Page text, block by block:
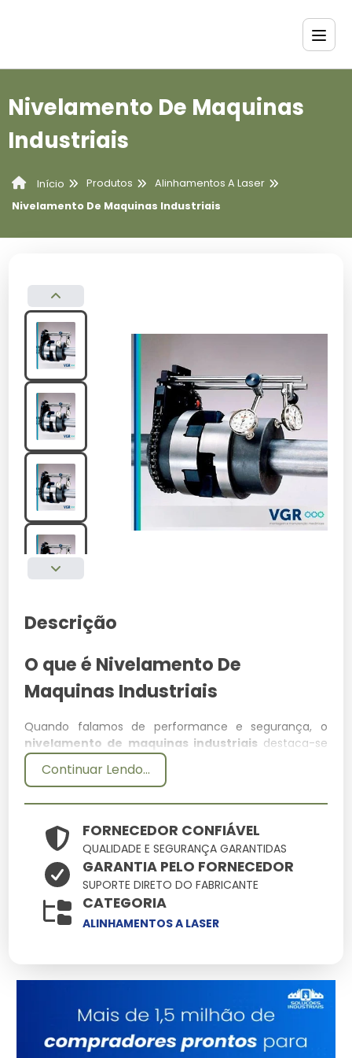
Nivelamento De Maquinas
Industriais
Início Produtos
Alinhamentos A Laser
Nivelamento De Maquinas Industriais
Descrição
O que é Nivelamento De
Maquinas Industriais
Quando falamos de performance e segurança, o
nivelamento de maquinas industriais destaca-se
como um componente essencial na infraestrutura
moderna. Entender suas aplicações e diferenciais
para seus desafios cotidianos.
Especificações Técnicas
Atributo Detalhes
Componentes
tratadas contra
Eficiência
Otimizado para baixo
consumo e alto
Origem
Produto com garantia
de procedência e
Continuar Lendo...
FORNECEDOR CONFIÁVEL
QUALIDADE E SEGURANÇA GARANTIDAS
GARANTIA PELO FORNECEDOR
SUPORTE DIRETO DO FABRICANTE
CATEGORIA
ALINHAMENTOS A LASER